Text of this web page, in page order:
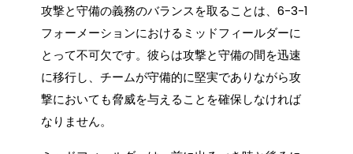
攻撃と守備の義務のバランスを取ることは、6-3-1
フォーメーションにおけるミッドフィールダーに
とって不可欠です。彼らは攻撃と守備の間を迅速
に移行し、チームが守備的に堅実でありながら攻
撃においても脅威を与えることを確保しなければ
なりません。